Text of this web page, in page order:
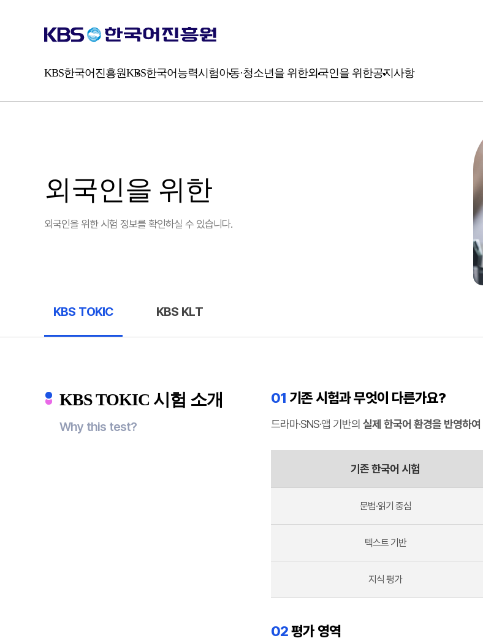
KBS한국어진흥원KBS한국어능력시험아동·청소년을 위한외국인을 위한공지사항
외국인을 위한
외국인을 위한 시험 정보를 확인하실 수 있습니다.
KBS TOKIC KBS KLT
KBS TOKIC 시험 소개
Why this test?
01 기존 시험과 무엇이 다른가요?
드라마·SNS·앱 기반의 실제 한국어 환경을 반영하여
기존 한국어 시험
문법·읽기 중심
텍스트 기반
지식 평가
02평가 영역